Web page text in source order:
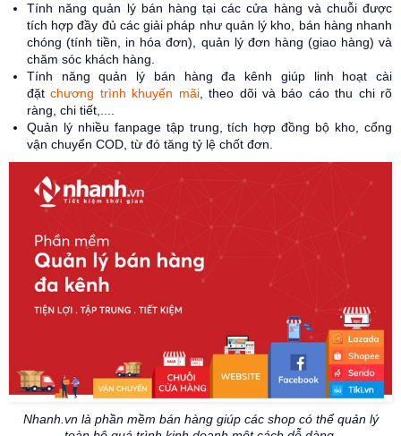
Tính năng quản lý bán hàng tại các cửa hàng và chuỗi được
tích hợp đầy đủ các giải pháp như quản lý kho, bán hàng nhanh
chóng (tính tiền, in hóa đơn), quản lý đơn hàng (giao hàng) và
chăm sóc khách hàng.
Tính năng quản lý bán hàng đa kênh giúp linh hoạt cài
đặtchương trình khuyến mãi, theo dõi và báo cáo thu chi rõ
ràng, chi tiết,....
Quản lý nhiều fanpage tập trung, tích hợp đồng bộ kho, cổng
vận chuyển COD, từ đó tăng tỷ lệ chốt đơn.
Nhanh.vn là phần mềm bán hàng giúp các shop có thể quản lý